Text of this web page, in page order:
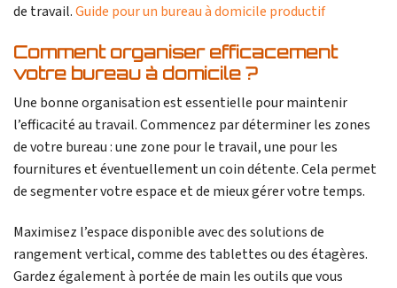
de travail.Guide pour un bureau à domicile productif
Comment organiser efficacement
votre bureau à domicile ?
Une bonne organisation est essentielle pour maintenir
l’efficacité au travail. Commencez par déterminer les zones
de votre bureau : une zone pour le travail, une pour les
fournitures et éventuellement un coin détente. Cela permet
de segmenter votre espace et de mieux gérer votre temps.
Maximisez l’espace disponible avec des solutions de
rangement vertical, comme des tablettes ou des étagères.
Gardez également à portée de main les outils que vous